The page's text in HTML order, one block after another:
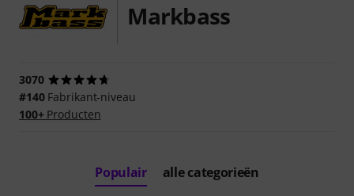
Markbass
3070
#140Fabrikant-niveau
100+Producten
Populair alle categorieën